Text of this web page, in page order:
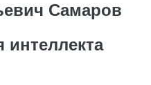
Самаров
интеллекта